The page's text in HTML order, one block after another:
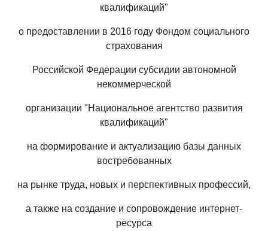
квалификаций"
о предоставлении в 2016 году Фондом социального
страхования
Российской Федерации субсидии автономной
некоммерческой
организации "Национальное агентство развития
квалификаций"
на формирование и актуализацию базы данных
востребованных
на рынке труда, новых и перспективных профессий,
а также на создание и сопровождение интернет-
ресурса